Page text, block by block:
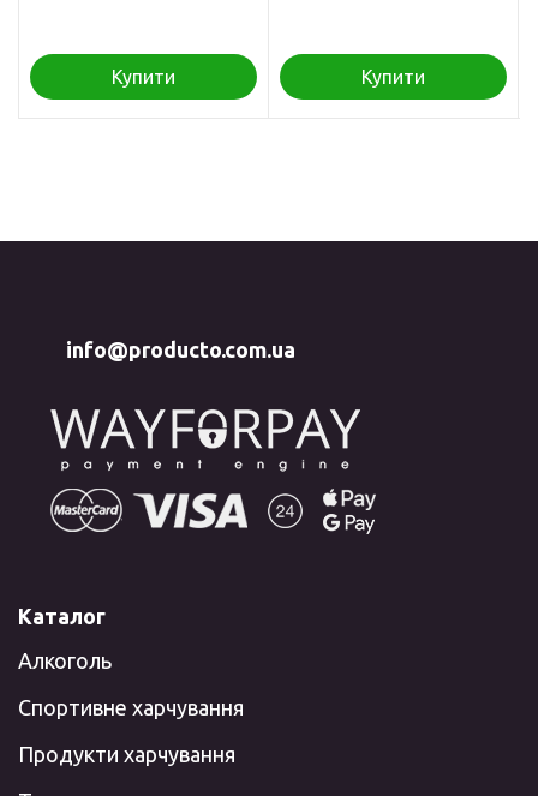
Купити Купити
info@producto.com.ua
Каталог
Алкоголь
Спортивне харчування
Продукти харчування